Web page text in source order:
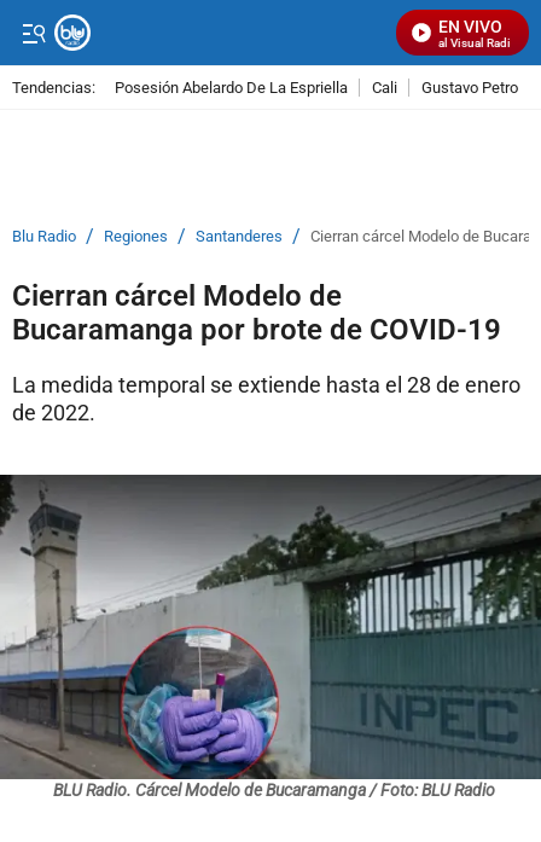
EN VIVO
Señal Visual Radio
Tendencias: Posesión Abelardo De La Espriella Cali Gustavo Petro
Blu Radio / Regiones / Santanderes / Cierran cárcel Modelo de
Cierran cárcel Modelo de
Bucaramanga por brote de COVID-19
La medida temporal se extiende hasta el 28 de enero
de 2022.
BLU Radio. Cárcel Modelo de Bucaramanga / Foto: BLU Radio